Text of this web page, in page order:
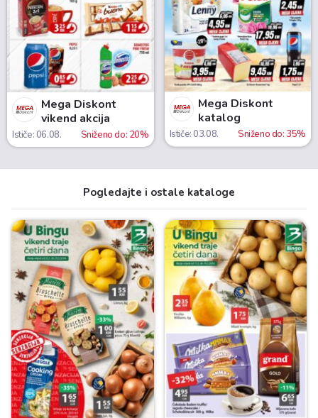
Mega Diskont
vikend akcija
Ističe: 06.08. Sniženo do: 20%
Mega Diskont
katalog
Ističe: 03.08. Sniženo do: 35%
Pogledajte i ostale kataloge